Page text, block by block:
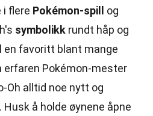
i flere Pokémon-spill
og
symbolikk rundt håp og
en favoritt blant mange
erfaren Pokémon-mester
Oh alltid noe nytt og
å holde øynene åpne